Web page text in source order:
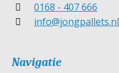
0168 - 407 666
info@jongpallets.nl
Navigatie